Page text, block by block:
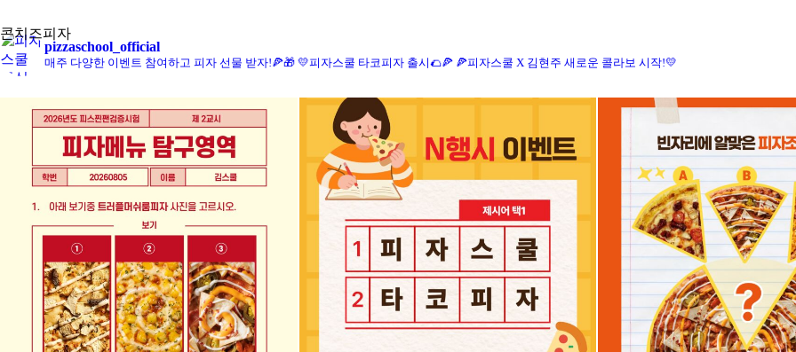
콘치즈피자
pizzaschool_official
매주 다양한 이벤트 참여하고 피자 선물 받자!🍕🎁 💛피자스쿨 타코피자 출시🌮🍕 🍕피자스쿨 X 김현주 새로운 콜라보 시작!💛